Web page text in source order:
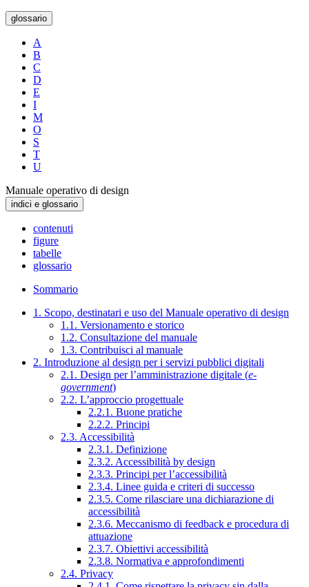
glossario
A
B
C
D
E
I
M
O
S
T
U
Manuale operativo di design
indici e glossario
contenuti
figure
tabelle
glossario
Sommario
1. Scopo, destinatari e uso del Manuale operativo di design
1.1. Versionamento e storico
1.2. Consultazione del manuale
1.3. Contribuisci al manuale
2. Introduzione al design per i servizi pubblici digitali
2.1. Design per l’amministrazione digitale (e-
government)
2.2. L’approccio progettuale
2.2.1. Buone pratiche
2.2.2. Principi
2.3. Accessibilità
2.3.1. Definizione
2.3.2. Accessibilità by design
2.3.3. Principi per l’accessibilità
2.3.4. Linee guida e criteri di successo
2.3.5. Come rilasciare una dichiarazione di
accessibilità
2.3.6. Meccanismo di feedback e procedura di
attuazione
2.3.7. Obiettivi accessibilità
2.3.8. Normativa e approfondimenti
2.4. Privacy